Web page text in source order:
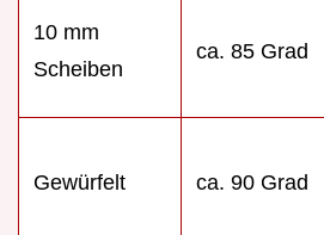
10 mm
Scheiben
ca. 85 Grad
Gewürfelt ca. 90 Grad